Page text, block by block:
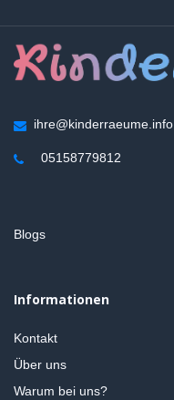
ihre@kinderraeume.info
05158779812
Blogs
Informationen
Kontakt
Über uns
Warum bei uns?